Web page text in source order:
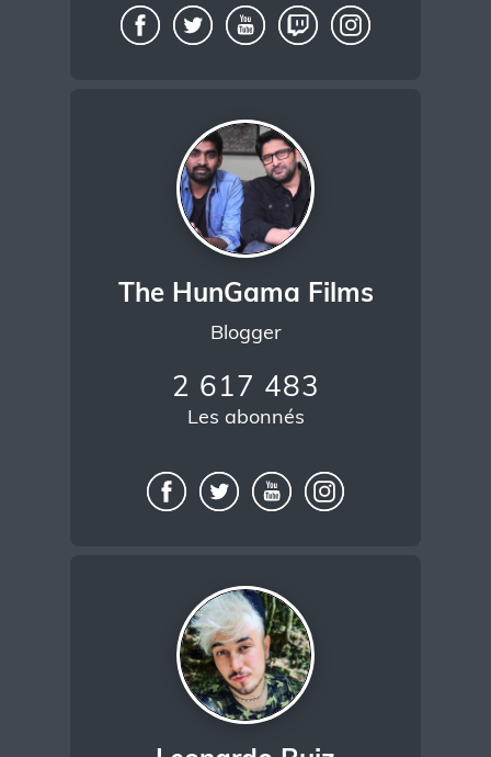
The HunGama Films
Blogger
2 617 483
Les abonnés